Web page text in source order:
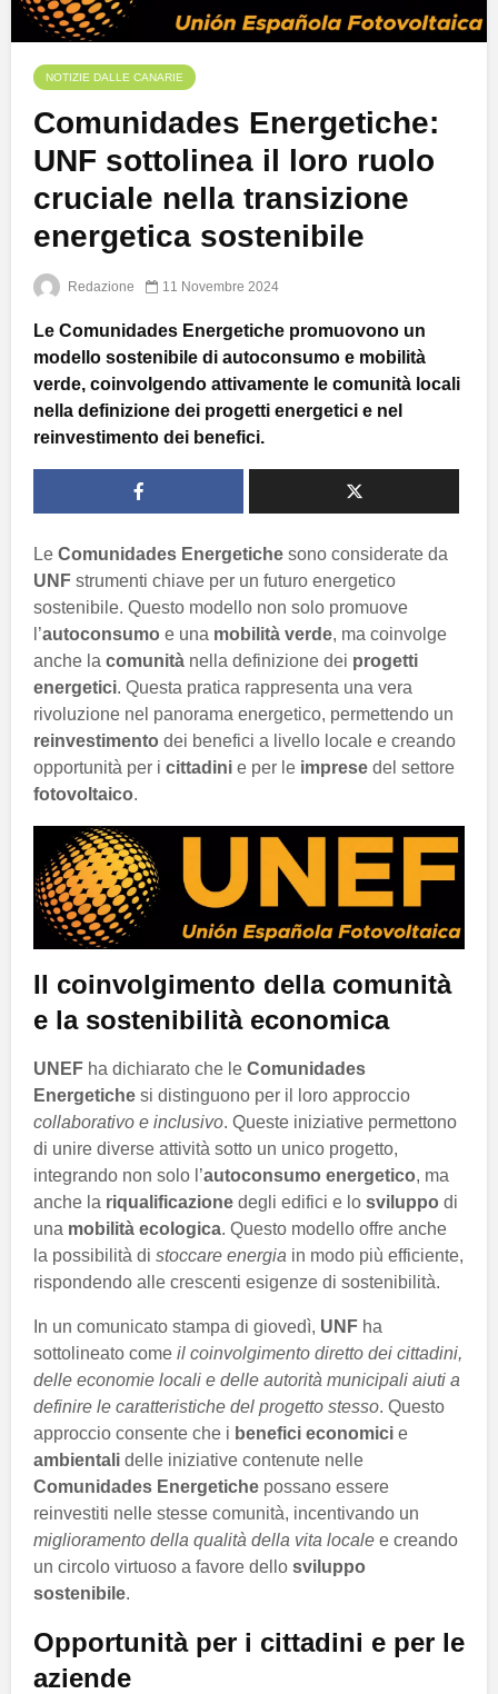
NOTIZIE DALLE CANARIE
Comunidades Energetiche:
UNF sottolinea il loro ruolo
cruciale nella transizione
energetica sostenibile
Redazione 11 Novembre 2024
Le Comunidades Energetiche promuovono un
modello sostenibile di autoconsumo e mobilità
verde, coinvolgendo attivamente le comunità locali
nella definizione dei progetti energetici e nel
reinvestimento dei benefici.
Le Comunidades Energetiche sono considerate da
UNF strumenti chiave per un futuro energetico
sostenibile. Questo modello non solo promuove
l’autoconsumo e una mobilità verde, ma coinvolge
anche la comunità nella definizione dei progetti
energetici. Questa pratica rappresenta una vera
rivoluzione nel panorama energetico, permettendo un
reinvestimento dei benefici a livello locale e creando
opportunità per i cittadini e per le imprese del settore
fotovoltaico.
Il coinvolgimento della comunità
e la sostenibilità economica
UNEF ha dichiarato che le Comunidades
Energetiche si distinguono per il loro approccio
collaborativo e inclusivo. Queste iniziative permettono
di unire diverse attività sotto un unico progetto,
integrando non solo l’autoconsumo energetico, ma
anche la riqualificazione degli edifici e lo sviluppo di
una mobilità ecologica. Questo modello offre anche
la possibilità di stoccare energia in modo più efficiente,
rispondendo alle crescenti esigenze di sostenibilità.
In un comunicato stampa di giovedì, UNF ha
sottolineato come il coinvolgimento diretto dei cittadini,
delle economie locali e delle autorità municipali aiuti a
definire le caratteristiche del progetto stesso. Questo
approccio consente che i benefici economici e
ambientali delle iniziative contenute nelle
Comunidades Energetiche possano essere
reinvestiti nelle stesse comunità, incentivando un
miglioramento della qualità della vita locale e creando
un circolo virtuoso a favore dello sviluppo
sostenibile.
Opportunità per i cittadini e per le
aziende